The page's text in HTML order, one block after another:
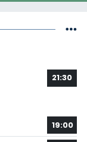
21:30
19:00